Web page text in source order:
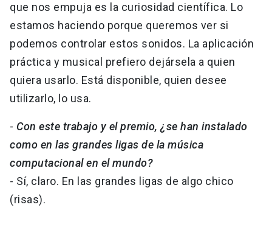
que nos empuja es la curiosidad científica. Lo
estamos haciendo porque queremos ver si
podemos controlar estos sonidos. La aplicación
práctica y musical prefiero dejársela a quien
quiera usarlo. Está disponible, quien desee
utilizarlo, lo usa.
- Con este trabajo y el premio, ¿se han instalado
como en las grandes ligas de la música
computacional en el mundo?
- Sí, claro. En las grandes ligas de algo chico
(risas).